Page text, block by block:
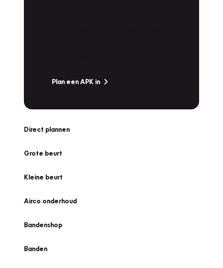
Plan een APK in
Direct plannen
Grote beurt
Kleine beurt
Airco onderhoud
Bandenshop
Banden